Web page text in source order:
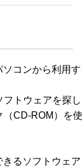
コンから利用
トウェアを探
CD-ROM）を
るソフトウェ